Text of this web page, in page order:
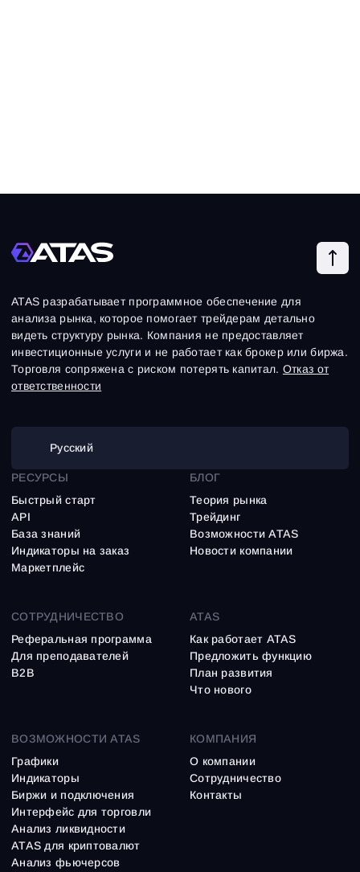
ATAS разрабатывает программное обеспечение для
анализа рынка, которое помогает трейдерам детально
видеть структуру рынка. Компания не предоставляет
инвестиционные услуги и не работает как брокер или биржа.
Торговля сопряжена с риском потерять капитал. Отказ от
ответственности
Русский
ВОЗМОЖНОСТИ ATAS
Графики
Индикаторы
Биржи и подключения
Интерфейс для торговли
Анализ ликвидности
ATAS для криптовалют
Анализ фьючерсов
РЕСУРСЫ
Быстрый старт
API
База знаний
Индикаторы на заказ
Маркетплейс
БЛОГ
Теория рынка
Трейдинг
Возможности ATAS
Новости компании
СОТРУДНИЧЕСТВО
Реферальная программа
Для преподавателей
B2B
ATAS
Как работает ATAS
Предложить функцию
План развития
Что нового
КОМПАНИЯ
О компании
Сотрудничество
Контакты